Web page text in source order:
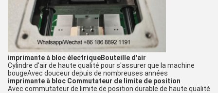
imprimante à bloc électriqueBouteille d'air
Cylindre d'air de haute qualité pour s'assurer que la machine
bougeAvec douceur depuis de nombreuses années
imprimante à bloc Commutateur de limite de position
Avec commutateur de limite de position durable de haute qualité